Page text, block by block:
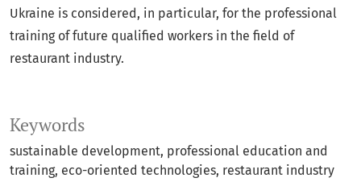
Keywords
sustainable development, professional education and
training, eco-oriented technologies, restaurant industry
Ukraine is considered, in particular, for the professional
training of future qualified workers in the field of
restaurant industry.